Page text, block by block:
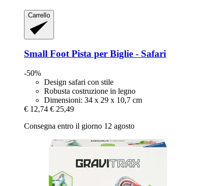
Carrello
Small FootPista per Biglie -​ Safari
-50%
Design safari con stile
Robusta costruzione in legno
Dimensioni: 34 x 29 x 10,7 cm
€ 12,74 € 25,49
Consegna entro il giorno 12 agosto